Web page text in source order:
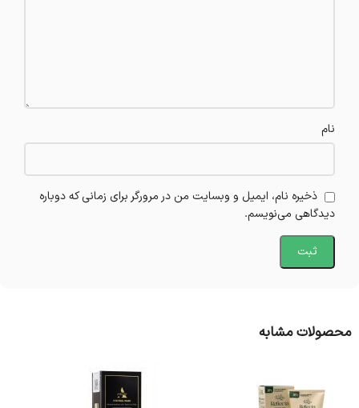
نام
ذخیره نام، ایمیل و وبسایت من در مرورگر برای زمانی که دوباره
دیدگاهی می‌نویسم.
محصولات مشابه